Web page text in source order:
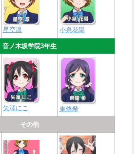
星空凛 小泉花陽
音ノ木坂学院3年生
矢澤にこ 東條希
その他